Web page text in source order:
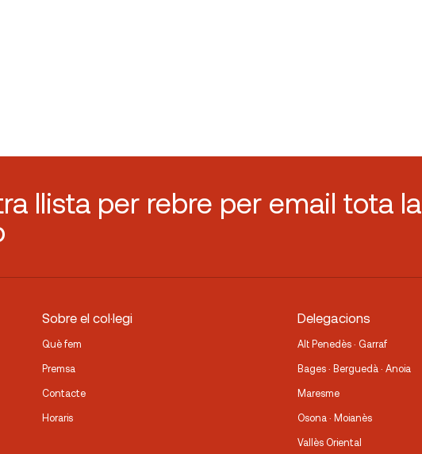
llista per rebre per email tota la
Sobre el col·legi
Què fem
Premsa
Contacte
Horaris
Delegacions
Alt Penedès · Garraf
Bages · Berguedà · Anoia
Maresme
Osona · Moianès
Vallès Oriental